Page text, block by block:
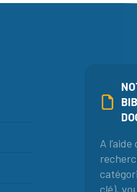
A
clé),